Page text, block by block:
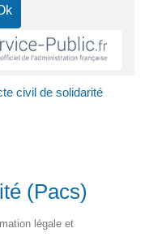
civil de solidarité
(Pacs)
légale et